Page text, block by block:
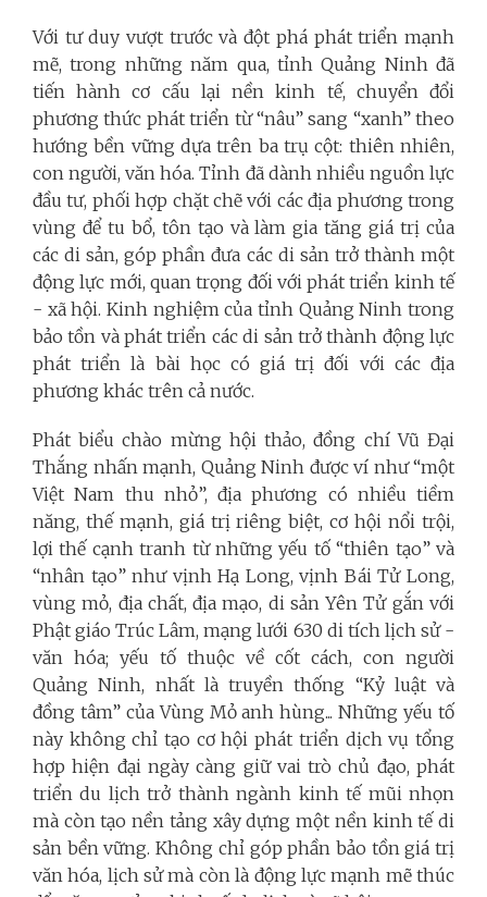
Với tư duy vượt trước và đột phá phát triển mạnh
mẽ, trong những năm qua, tỉnh Quảng Ninh đã
tiến hành cơ cấu lại nền kinh tế, chuyển đổi
phương thức phát triển từ “nâu” sang “xanh” theo
hướng bền vững dựa trên ba trụ cột: thiên nhiên,
con người, văn hóa. Tỉnh đã dành nhiều nguồn lực
đầu tư, phối hợp chặt chẽ với các địa phương trong
vùng để tu bổ, tôn tạo và làm gia tăng giá trị của
các di sản, góp phần đưa các di sản trở thành một
động lực mới, quan trọng đối với phát triển kinh tế
- xã hội. Kinh nghiệm của tỉnh Quảng Ninh trong
bảo tồn và phát triển các di sản trở thành động lực
phát triển là bài học có giá trị đối với các địa
phương khác trên cả nước.
Phát biểu chào mừng hội thảo, đồng chí Vũ Đại
Thắng nhấn mạnh, Quảng Ninh được ví như “một
Việt Nam thu nhỏ”, địa phương có nhiều tiềm
năng, thế mạnh, giá trị riêng biệt, cơ hội nổi trội,
lợi thế cạnh tranh từ những yếu tố “thiên tạo” và
“nhân tạo” như vịnh Hạ Long, vịnh Bái Tử Long,
vùng mỏ, địa chất, địa mạo, di sản Yên Tử gắn với
Phật giáo Trúc Lâm, mạng lưới 630 di tích lịch sử -
văn hóa; yếu tố thuộc về cốt cách, con người
Quảng Ninh, nhất là truyền thống “Kỷ luật và
đồng tâm” của Vùng Mỏ anh hùng... Những yếu tố
này không chỉ tạo cơ hội phát triển dịch vụ tổng
hợp hiện đại ngày càng giữ vai trò chủ đạo, phát
triển du lịch trở thành ngành kinh tế mũi nhọn
mà còn tạo nền tảng xây dựng một nền kinh tế di
sản bền vững. Không chỉ góp phần bảo tồn giá trị
văn hóa, lịch sử mà còn là động lực mạnh mẽ thúc